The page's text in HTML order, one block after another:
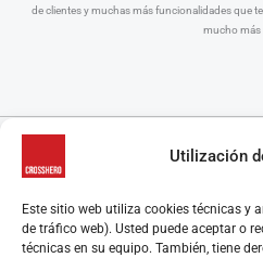
Utilización
Este sitio web utiliza cookies técnicas y
de tráfico web). Usted puede aceptar o
técnicas en su equipo. También, tiene
de clientes y muchas más funcionalidades que
mucho más